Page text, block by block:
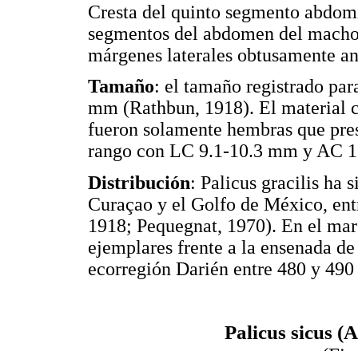
Cresta del quinto segmento
segmentos del abdomen del
márgenes laterales obtusamente
Tamaño: el tamaño registrado
mm (Rathbun, 1918). El material
fueron solamente hembras que
rango con LC 9.1-10.3 mm y AC
Distribución: Palicus gracilis ha
Curaçao y el Golfo de México,
1918; Pequegnat, 1970). En el
ejemplares frente a la ensenada
ecorregión Darién entre 480 y
Palicus sicus